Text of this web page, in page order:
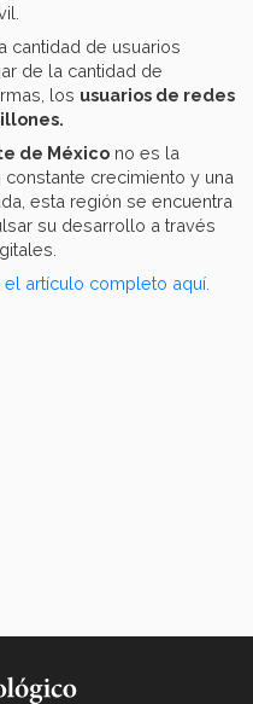
cantidad de usuarios
de la cantidad de
los usuarios de redes
de México no es la
crecimiento y una
esta región se encuentra
su desarrollo a través
el artículo completo aquí.